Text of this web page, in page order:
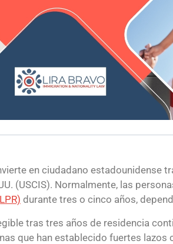
en ciudadano estadounidense
(USCIS). Normalmente, las
durante tres o cinco años,
tras tres años de residencia
que han establecido fuertes lazos